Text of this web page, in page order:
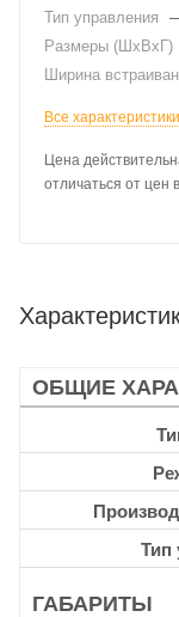
Тип управления
Размеры (ШхВхГ)
Ширина
Все характеристики
Цена
отличаться от цен
ОБЩИЕ
Тип
ГАБАРИТЫ